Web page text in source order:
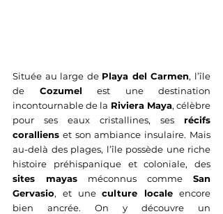
Située au large de Playa del Carmen, l’île
de Cozumel est une destination
incontournable de la Riviera Maya, célèbre
pour ses eaux cristallines, ses récifs
coralliens et son ambiance insulaire. Mais
au-delà des plages, l’île possède une riche
sites mayas méconnus comme San
Gervasio, et une culture locale encore